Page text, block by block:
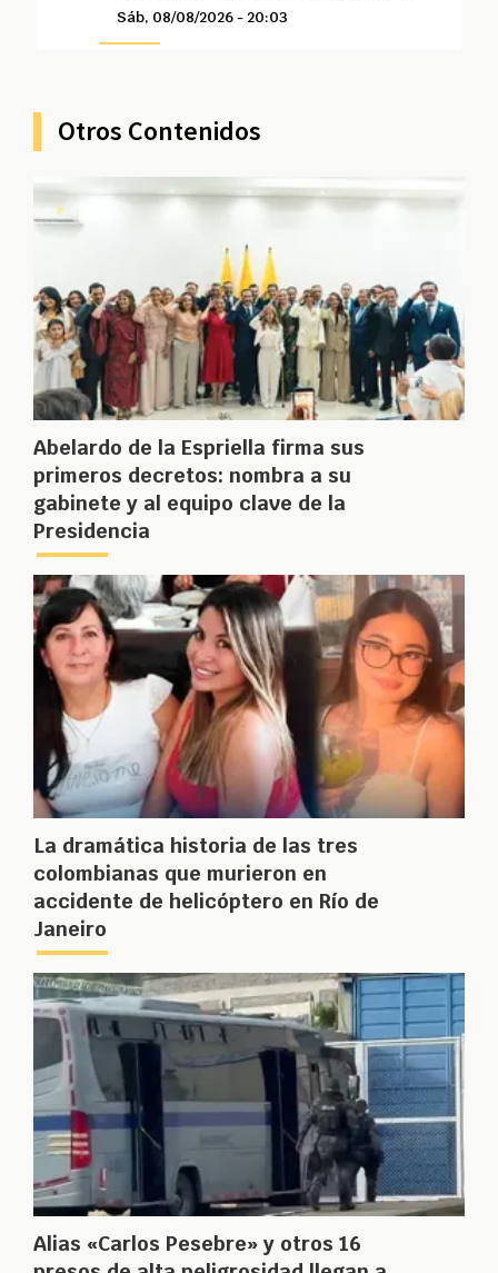
Sáb, 08/08/2026 - 20:03
Otros Contenidos
Abelardo de la Espriella firma sus
primeros decretos: nombra a su
gabinete y al equipo clave de la
Presidencia
La dramática historia de las tres
colombianas que murieron en
accidente de helicóptero en Río de
Janeiro
Alias «Carlos Pesebre» y otros 16